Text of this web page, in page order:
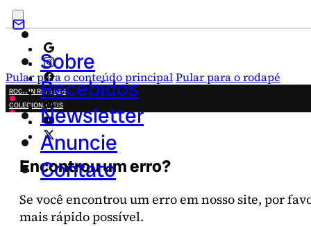
Pular para o conteúdo principalPular para o rodapé
Sobre
Recebidos
Newsletter
Anuncie
Contato
ROCK IN RIO 2026
COLECIONÁVEIS
FESTA JUNINA
NOVIDADES
CAMPANHAS CRIATIVAS
Encontrou um erro?
Se você encontrou um erro em nosso site, por
mais rápido possível.